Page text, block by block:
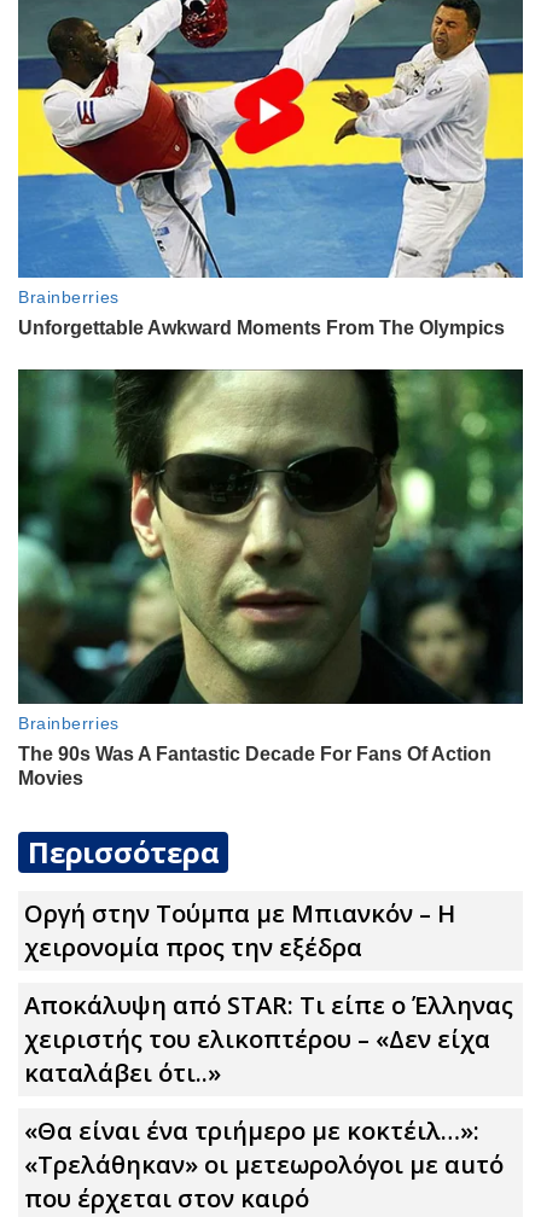
Περισσότερα
Οργή στην Τούμπα με Μπιανκόν – Η
χειρονομία προς την εξέδρα
Αποκάλυψη από STAR: Τι είπε ο Έλληνας
χειριστής του ελικοπτέρου – «Δεν είχα
καταλάβει ότι..»
«Θα είναι ένα τριήμερο με κοκτέιλ…»:
«Τρελάθηκαν» οι μετεωρολόγοι με αuτό
που έρχεται στον καιρό